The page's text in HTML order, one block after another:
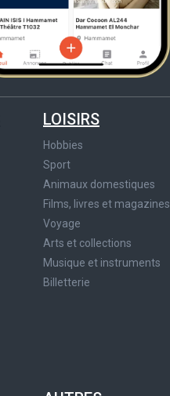
LOISIRS
Hobbies
Sport
Animaux domestiques
Films, livres et magazines
Voyage
Arts et collections
Musique et instruments
Billetterie